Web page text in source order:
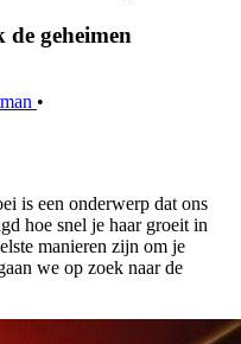
geheimen
•
is een onderwerp dat ons
hoe snel je haar groeit in
manieren zijn om je
we op zoek naar de